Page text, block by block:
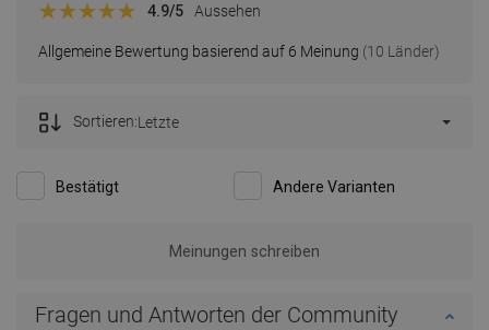
Allgemeine Bewertung basierend auf 6 Meinung (10 Länder)
4.9/5 Aussehen
Bestätigt Andere Varianten
Sortieren:Letzte
Meinungen schreiben
Fragen und Antworten der Community